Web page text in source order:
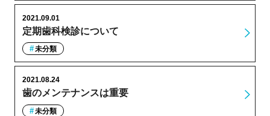
定期歯科検診について
2021.09.01
未分類
歯のメンテナンスは重要
2021.08.24
未分類